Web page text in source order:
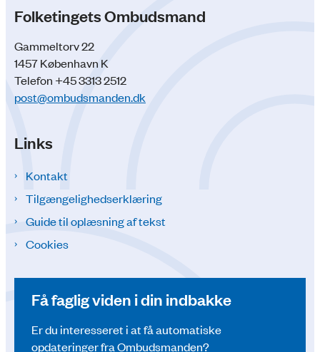
Folketingets Ombudsmand
Gammeltorv 22
1457 København K
Telefon +45 3313 2512
post@ombudsmanden.dk
Links
Kontakt
Tilgængelighedserklæring
Guide til oplæsning af tekst
Cookies
Få faglig viden i din indbakke
Er du interesseret i at få automatiske
opdateringer fra Ombudsmanden?